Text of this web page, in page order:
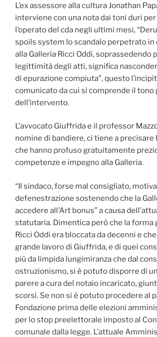
L’ex assessore alla cultura Jonathan
interviene con una nota dai toni duri
l’operato del cda negli ultimi mesi, “
spoils system lo scandalo perpetrato
alla Galleria Ricci Oddi, soprassedendo
legittimità degli atti, significa
di epurazione compiuta”, questo
comunicato da cui si comprende il tono
dell’intervento.
L’avvocato Giuffrida e il professor
nomine di bandiere, ci tiene a precisare
che hanno profuso gratuitamente
competenze e impegno alla Galleria.
“Il sindaco, forse mal consigliato,
defenestrazione sostenendo che la
accedere all’Art bonus” a causa
statutaria. Dimentica però che la forma
Ricci Oddi era bloccata da decenni e
grande lavoro di Giuffrida, e di quei
più da limpida lungimiranza che dal
ostruzionismo, si è potuto disporre di
parere a cura del notaio incaricato,
scorsi. Se non si è potuto procedere al
Fondazione prima delle elezioni
per lo stop preelettorale imposto al
comunale dalla legge. L’attuale